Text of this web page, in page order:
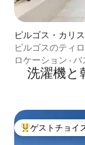
ピルゴス・カリ
ピルゴスのティ
ロケーション · バ
洗濯機と
大好評のゲスト
ゲストチョイ